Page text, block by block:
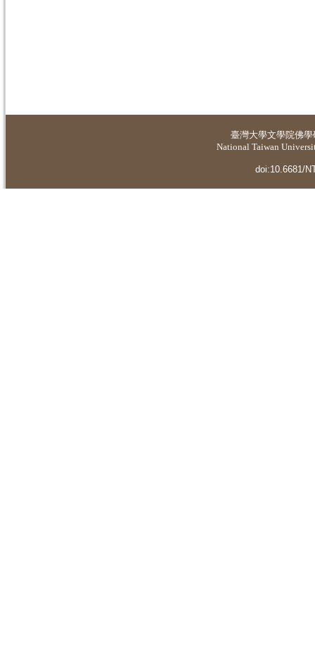
臺灣大學文學院佛
National Taiwan
doi:10.6681/